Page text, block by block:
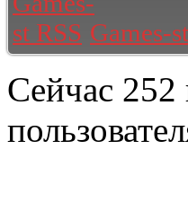
Games-
Сейчас 252